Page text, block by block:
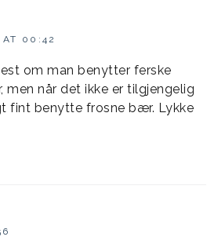
00:42
om man benytter ferske
men når det ikke er tilgjengelig
fint benytte frosne bær. Lykke